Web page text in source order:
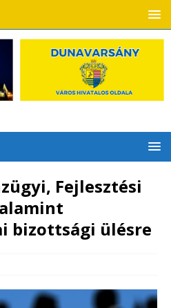
Fejlesztési
bizottsági ülésre